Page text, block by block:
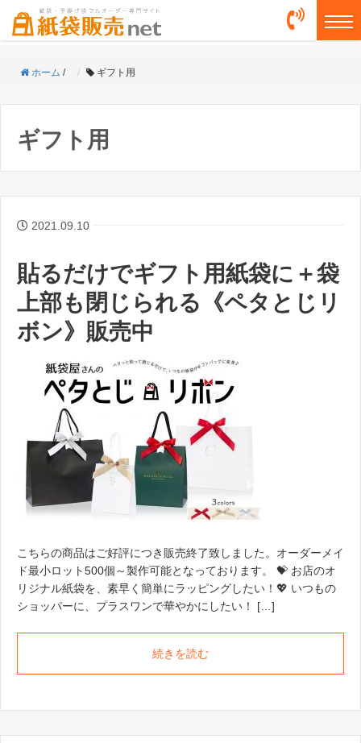
ホーム / ギフト用
ギフト用
2021.09.10
貼るだけでギフト用紙袋に＋袋
上部も閉じられる《ペタとじリ
ボン》販売中
こちらの商品はご好評につき販売終了致しました。オーダーメイ
ド最小ロット500個～製作可能となっております。 💝 お店のオ
リジナル紙袋を、素早く簡単にラッピングしたい！💖 いつもの
ショッパーに、プラスワンで華やかにしたい！ […]
続きを読む